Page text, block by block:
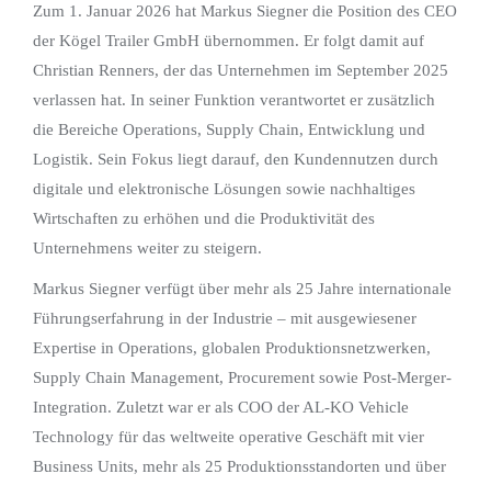
Zum 1. Januar 2026 hat Markus Siegner die Position des CEO
der Kögel Trailer GmbH übernommen. Er folgt damit auf
Christian Renners, der das Unternehmen im September 2025
verlassen hat. In seiner Funktion verantwortet er zusätzlich
die Bereiche Operations, Supply Chain, Entwicklung und
Logistik. Sein Fokus liegt darauf, den Kundennutzen durch
digitale und elektronische Lösungen sowie nachhaltiges
Wirtschaften zu erhöhen und die Produktivität des
Unternehmens weiter zu steigern.
Markus Siegner verfügt über mehr als 25 Jahre internationale
Führungserfahrung in der Industrie – mit ausgewiesener
Expertise in Operations, globalen Produktionsnetzwerken,
Supply Chain Management, Procurement sowie Post-Merger-
Integration. Zuletzt war er als COO der AL-KO Vehicle
Technology für das weltweite operative Geschäft mit vier
Business Units, mehr als 25 Produktionsstandorten und über